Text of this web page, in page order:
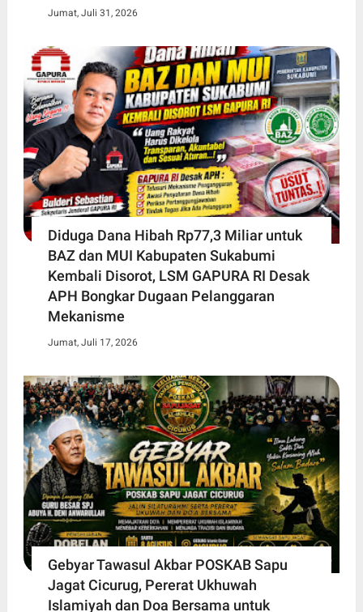
Jumat, Juli 31, 2026
Diduga Dana Hibah Rp77,3 Miliar untuk
BAZ dan MUI Kabupaten Sukabumi
Kembali Disorot, LSM GAPURA RI Desak
APH Bongkar Dugaan Pelanggaran
Mekanisme
Jumat, Juli 17, 2026
Gebyar Tawasul Akbar POSKAB Sapu
Jagat Cicurug, Pererat Ukhuwah
Islamiyah dan Doa Bersama untuk